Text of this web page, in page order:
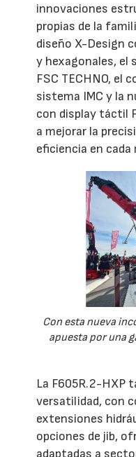
innovaciones
propias de la
diseño X-Design
y hexagonales, el
FSC TECHNO, el
sistema IMC y la
con display táctil
a mejorar la
eficiencia en cada
Con esta nueva
apuesta por una
La F605R.2-HXP
versatilidad, con
extensiones
opciones de jib,